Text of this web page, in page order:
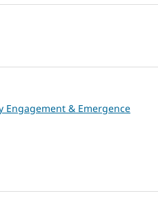
Engagement & Emergence